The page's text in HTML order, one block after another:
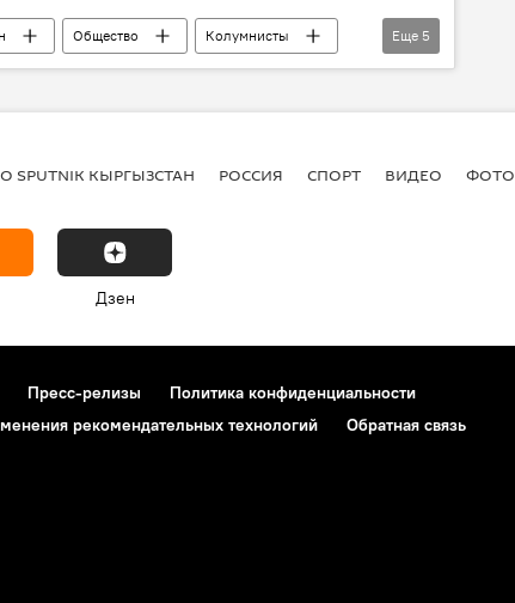
Общество
Колумнисты
колонка
Еще 5
SPUTNIK КЫРГЫЗСТАН РОССИЯ СПОРТ ВИДЕО ФОТО
Дзен
Пресс-релизы
Политика конфиденциальности
рекомендательных технологий Обратная связь